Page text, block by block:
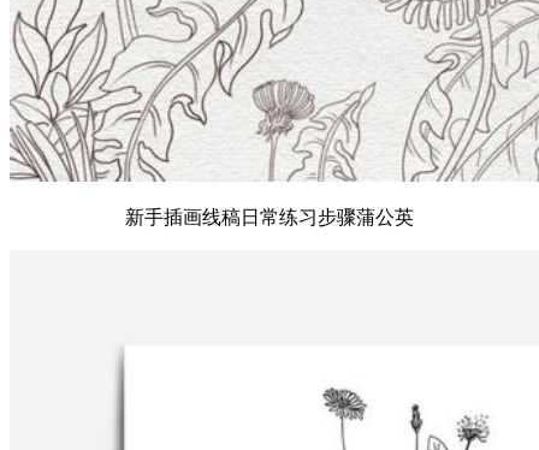
新手插画线稿日常练习步骤蒲公英